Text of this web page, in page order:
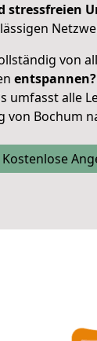
stressfreien
von
entspannen?
umfasst alle
von Bochum
Kostenlose